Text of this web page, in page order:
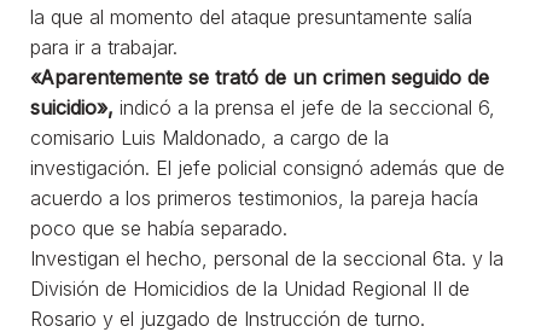
la que al momento del ataque presuntamente salía
para ir a trabajar.
«Aparentemente se trató de un crimen seguido de
suicidio», indicó a la prensa el jefe de la seccional 6,
comisario Luis Maldonado, a cargo de la
investigación. El jefe policial consignó además que de
acuerdo a los primeros testimonios, la pareja hacía
poco que se había separado.
Investigan el hecho, personal de la seccional 6ta. y la
División de Homicidios de la Unidad Regional II de
Rosario y el juzgado de Instrucción de turno.